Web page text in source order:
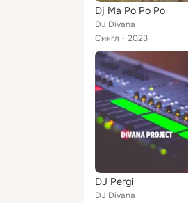
Dj Ma Po Po Po
DJ Divana
Сингл
2023
DJ Pergi
DJ Divana